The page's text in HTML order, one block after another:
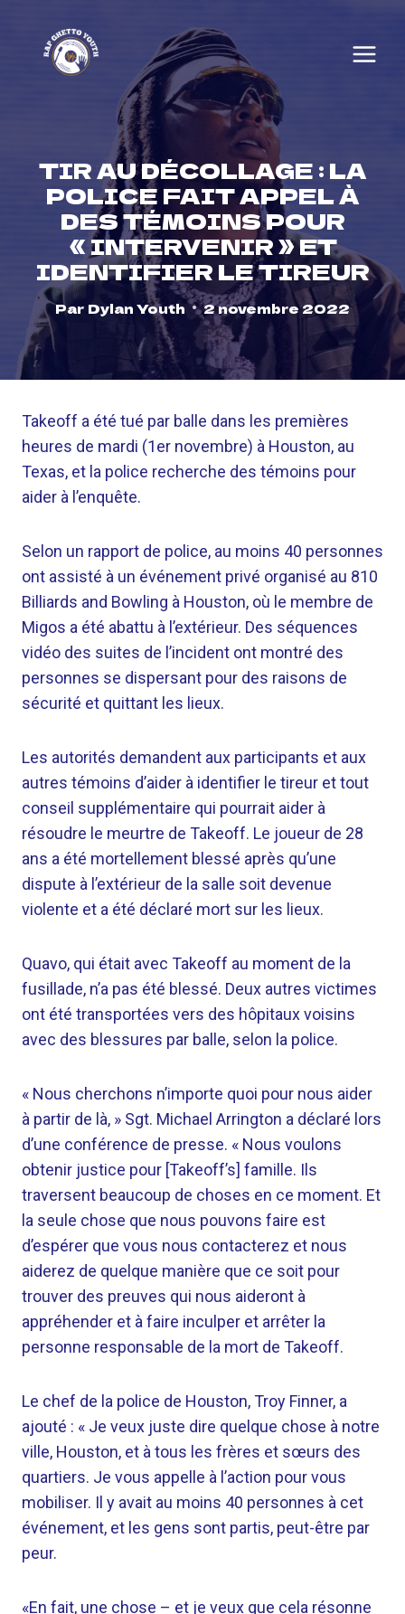
content
TIR AU DÉCOLLAGE : LA
POLICE FAIT APPEL À
DES TÉMOINS POUR
« INTERVENIR » ET
IDENTIFIER LE TIREUR
Par Dylan Youth 2 novembre 2022
Takeoff a été tué par balle dans les premières
heures de mardi (1er novembre) à Houston, au
Texas, et la police recherche des témoins pour
aider à l’enquête.
Selon un rapport de police, au moins 40 personnes
ont assisté à un événement privé organisé au 810
Billiards and Bowling à Houston, où le membre de
Migos a été abattu à l’extérieur. Des séquences
vidéo des suites de l’incident ont montré des
personnes se dispersant pour des raisons de
sécurité et quittant les lieux.
Les autorités demandent aux participants et aux
autres témoins d’aider à identifier le tireur et tout
conseil supplémentaire qui pourrait aider à
résoudre le meurtre de Takeoff. Le joueur de 28
ans a été mortellement blessé après qu’une
dispute à l’extérieur de la salle soit devenue
violente et a été déclaré mort sur les lieux.
Quavo, qui était avec Takeoff au moment de la
fusillade, n’a pas été blessé. Deux autres victimes
ont été transportées vers des hôpitaux voisins
avec des blessures par balle, selon la police.
« Nous cherchons n’importe quoi pour nous aider
à partir de là, » Sgt. Michael Arrington a déclaré lors
d’une conférence de presse. « Nous voulons
obtenir justice pour [Takeoff’s] famille. Ils
traversent beaucoup de choses en ce moment. Et
la seule chose que nous pouvons faire est
d’espérer que vous nous contacterez et nous
aiderez de quelque manière que ce soit pour
trouver des preuves qui nous aideront à
appréhender et à faire inculper et arrêter la
personne responsable de la mort de Takeoff.
Le chef de la police de Houston, Troy Finner, a
ajouté : « Je veux juste dire quelque chose à notre
ville, Houston, et à tous les frères et sœurs des
quartiers. Je vous appelle à l’action pour vous
mobiliser. Il y avait au moins 40 personnes à cet
événement, et les gens sont partis, peut-être par
peur.
«En fait, une chose – et je veux que cela résonne